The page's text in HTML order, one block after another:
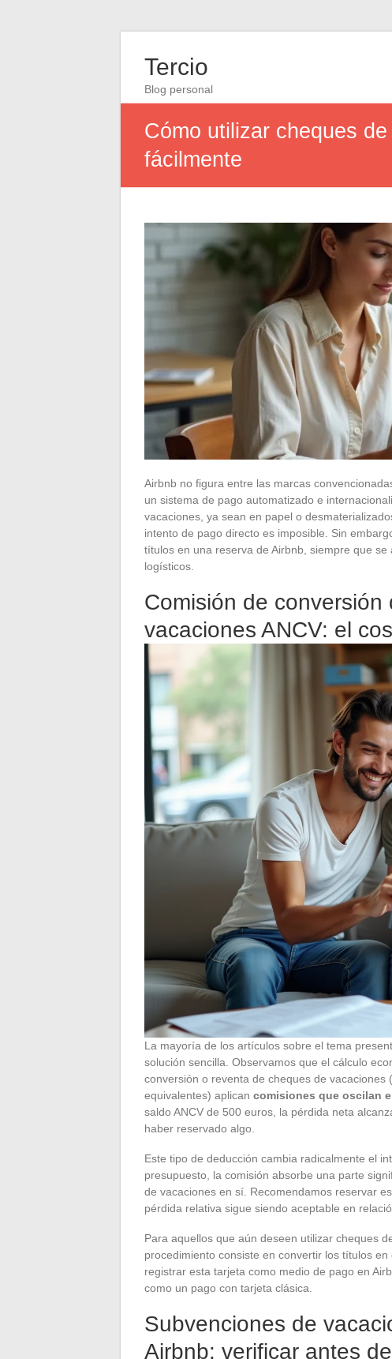
Tercio
Blog personal
Cómo utilizar cheques
fácilmente
Airbnb no figura entre las marcas
un sistema de pago automatizado e
vacaciones, ya sean en papel o
intento de pago directo es imposible. Sin
títulos en una reserva de Airbnb, siempre que
logísticos.
Comisión de
vacaciones ANCV: el
La mayoría de los artículos sobre el tema
solución sencilla. Observamos que el cálculo
conversión o reventa de cheques de vacaciones
equivalentes) aplican comisiones que oscilan
saldo ANCV de 500 euros, la pérdida neta
haber reservado algo.
Este tipo de deducción cambia radicalmente el
presupuesto, la comisión absorbe una parte
de vacaciones en sí. Recomendamos reservar
pérdida relativa sigue siendo aceptable en
Para aquellos que aún deseen utilizar cheques
procedimiento consiste en convertir los títulos
registrar esta tarjeta como medio de pago en
como un pago con tarjeta clásica.
Subvenciones de
Airbnb: verificar antes